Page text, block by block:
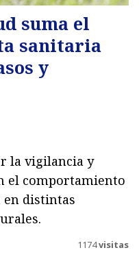
suma el
sanitaria
y
la vigilancia y
el comportamiento
en distintas
1174visitas